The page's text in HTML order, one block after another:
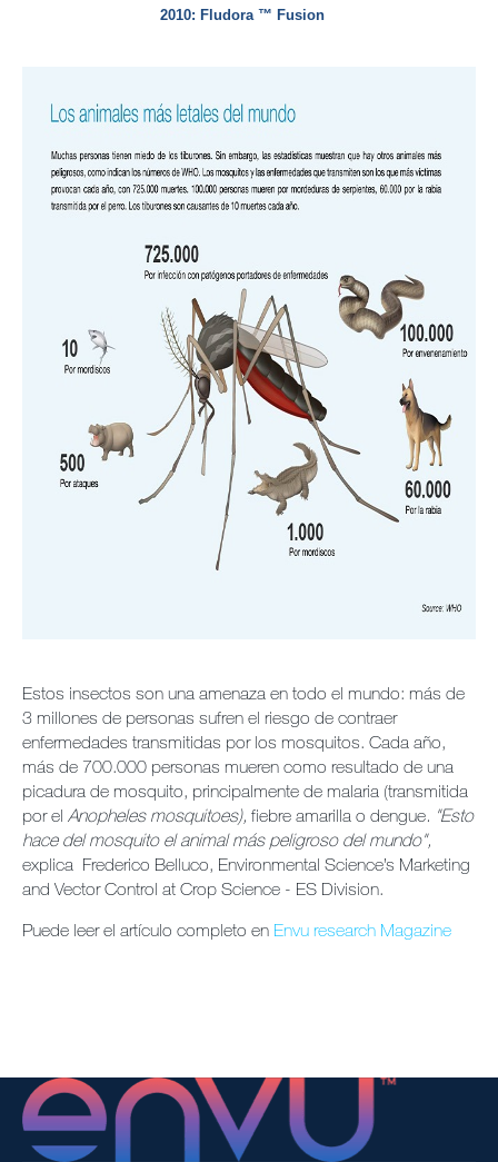
2010: Fludora ™ Fusion
Estos insectos son una amenaza en todo el mundo: más de
3 millones de personas sufren el riesgo de contraer
enfermedades transmitidas por los mosquitos. Cada año,
más de 700.000 personas mueren como resultado de una
picadura de mosquito, principalmente de malaria (transmitida
por el Anopheles mosquitoes), fiebre amarilla o dengue . "Esto
hace del mosquito el animal más peligroso del mundo",
explica Frederico Belluco, Environmental Science’s Marketing
and Vector Control at Crop Science - ES Division.
Puede leer el artículo completo en Envu research Magazine